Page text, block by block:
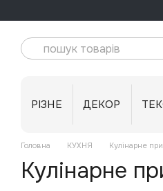
РІЗНЕ ДЕКОР
Головна КУХНЯ Кулінарне
Кулінарне